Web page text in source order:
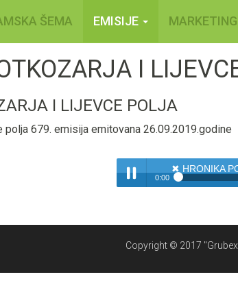
ŠEMA EMISIJE MARKETING
I
I LIJEVCE POLJA
679. emisija emitovana 26.09.2019.godine
✖ HRONIKA
0:00
Copyright © 2017